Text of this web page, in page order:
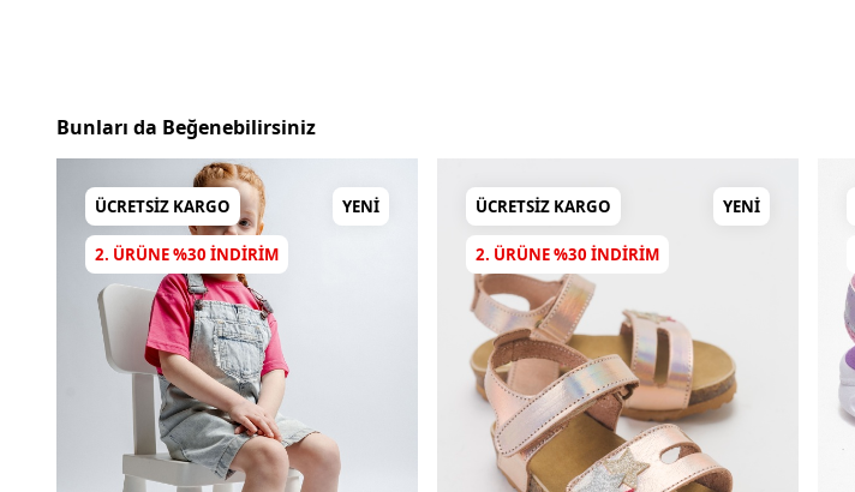
Bunları da Beğenebilirsiniz
ÜCRETSIZ KARGO YENI
2. ÜRÜNE %30 INDIRIM
ÜCRETSIZ KARGO YENI
2. ÜRÜNE %30 INDIRIM